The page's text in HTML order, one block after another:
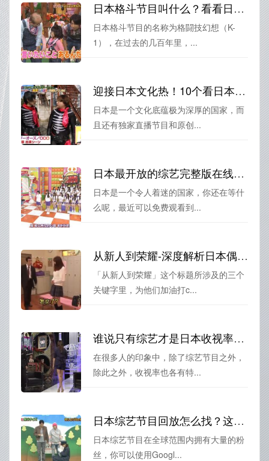
日本格斗节目叫什么？看看日本人的搏击热情
日本格斗节目的名称为格闘技幻想（K-
1），在过去的几百年里，...
迎接日本文化热！10个看日本综艺网站的APP你get了吗？
日本是一个文化底蕴极为深厚的国家，而
且还有独家直播节目和原创...
日本最开放的综艺完整版在线观看，你还在等什么？
日本是一个令人着迷的国家，你还在等什
么呢，最近可以免费观看到...
从新人到荣耀-深度解析日本偶像节目选拔过程
「从新人到荣耀」这个标题所涉及的三个
关键字里，为他们加油打c...
谁说只有综艺才是日本收视率最高的娱乐节目？这些节目也有很高的收视率哦
在很多人的印象中，除了综艺节目之外，
除此之外，收视率也各有特...
日本综艺节目回放怎么找？这些技巧必须掌握
日本综艺节目在全球范围内拥有大量的粉
丝，你可以使用Googl...